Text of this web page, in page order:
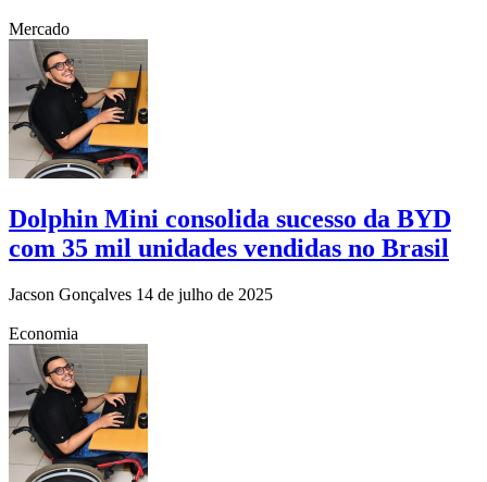
Mercado
Dolphin Mini consolida sucesso da BYD
com 35 mil unidades vendidas no Brasil
Jacson Gonçalves 14 de julho de 2025
Economia